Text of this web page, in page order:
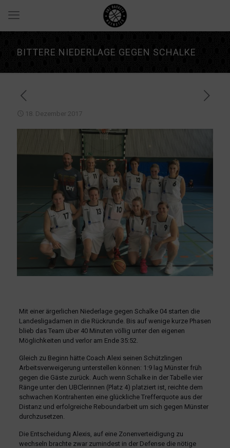
BITTERE NIEDERLAGE GEGEN SCHALKE
18. Dezember 2017
Mit einer ärgerlichen Niederlage gegen Schalke 04 starten die
Landesligadamen in die Rückrunde. Bis auf wenige kurze Phasen
blieb das Team über 40 Minuten völlig unter den eigenen
Möglichkeiten und verlor am Ende 35:52.
Gleich zu Beginn hätte Coach Alexi seinen Schützlingen
Arbeitsverweigerung unterstellen können: 1:9 lag Münster früh
gegen die Gäste zurück. Auch wenn Schalke in der Tabelle vier
Ränge unter den UBClerinnen (Platz 4) platziert ist, reichte dem
schwachen Kontrahenten eine glückliche Trefferquote aus der
Distanz und erfolgreiche Reboundarbeit um sich gegen Münster
durchzusetzen.
Die Entscheidung Alexis, auf eine Zonenverteidigung zu
wechseln brachte zwar zumindest in der Defense die nötige